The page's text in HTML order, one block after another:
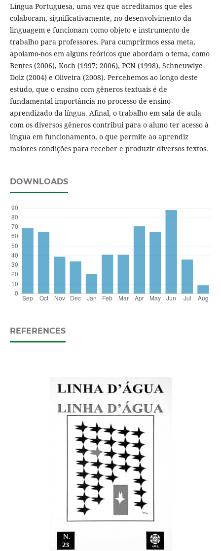
Língua Portuguesa, uma vez que acreditamos que eles
colaboram, significativamente, no desenvolvimento da
linguagem e funcionam como objeto e instrumento de
trabalho para professores. Para cumprirmos essa meta,
apoiamo-nos em alguns teóricos que abordam o tema, como
Bentes (2006), Koch (1997; 2006), PCN (1998), Schneuwlye
Dolz (2004) e Oliveira (2008). Percebemos ao longo deste
estudo, que o ensino com gêneros textuais é de
fundamental importância no processo de ensino-
aprendizado da língua. Afinal, o trabalho em sala de aula
com os diversos gêneros contribui para o aluno ter acesso à
língua em funcionamento, o que permite ao aprendiz
maiores condições para receber e produzir diversos textos.
DOWNLOADS
REFERENCES